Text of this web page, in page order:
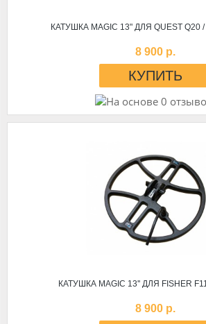
КАТУШКА MAGIC 13" ДЛЯ QUEST Q20 /
8 900 р.
КАТУШКА MAGIC 13'' ДЛЯ FISHER
8 900 р.